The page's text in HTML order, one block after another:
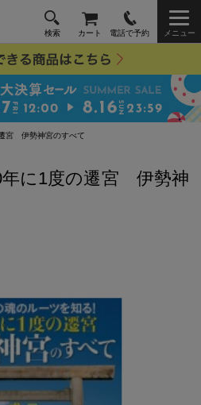
検索 カート 電話で予約 メニュー
宮 伊勢神宮のすべて
に1度の遷宮 伊勢神